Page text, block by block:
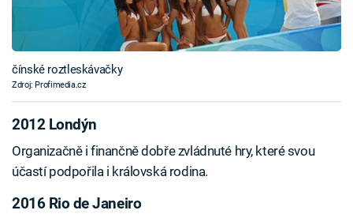
čínské roztleskávačky
Zdroj: Profimedia.cz
2012 Londýn
Organizačně i finančně dobře zvládnuté hry, které svou
účastí podpořila i královská rodina.
2016 Rio de Janeiro